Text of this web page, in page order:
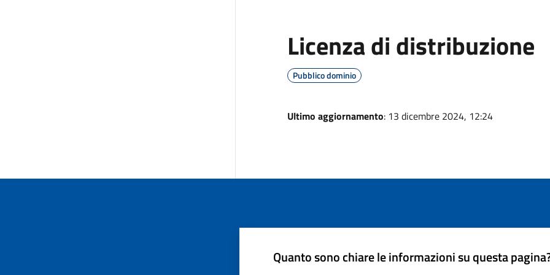
Licenza di distribuzione
Pubblico dominio
Ultimo aggiornamento: 13 dicembre 2024, 12:24
Quanto sono chiare le informazioni su questa